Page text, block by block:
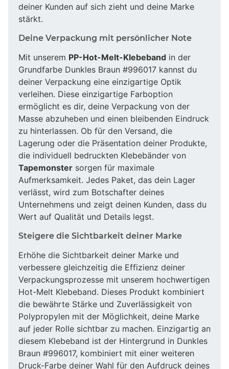
deiner Kunden auf sich zieht und deine Marke
stärkt.
Deine Verpackung mit persönlicher Note
Mit unserem PP-Hot-Melt-Klebeband in der
Grundfarbe Dunkles Braun #996017 kannst du
deiner Verpackung eine einzigartige Optik
verleihen. Diese einzigartige Farboption
ermöglicht es dir, deine Verpackung von der
Masse abzuheben und einen bleibenden Eindruck
zu hinterlassen. Ob für den Versand, die
Lagerung oder die Präsentation deiner Produkte,
die individuell bedruckten Klebebänder von
Tapemonster sorgen für maximale
Aufmerksamkeit. Jedes Paket, das dein Lager
verlässt, wird zum Botschafter deines
Unternehmens und zeigt deinen Kunden, dass du
Wert auf Qualität und Details legst.
Steigere die Sichtbarkeit deiner Marke
Erhöhe die Sichtbarkeit deiner Marke und
verbessere gleichzeitig die Effizienz deiner
Verpackungsprozesse mit unserem hochwertigen
Hot-Melt Klebeband. Dieses Produkt kombiniert
die bewährte Stärke und Zuverlässigkeit von
Polypropylen mit der Möglichkeit, deine Marke
auf jeder Rolle sichtbar zu machen. Einzigartig an
diesem Klebeband ist der Hintergrund in Dunkles
Braun #996017, kombiniert mit einer weiteren
Druck-Farbe deiner Wahl für den Aufdruck deines